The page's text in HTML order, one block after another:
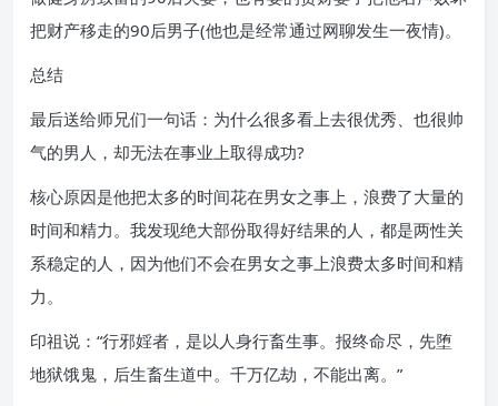
把财产移走的90后男子(他也是经常通过网聊发生一夜情)。
总结
最后送给师兄们一句话：为什么很多看上去很优秀、也很帅
气的男人，却无法在事业上取得成功?
核心原因是他把太多的时间花在男女之事上，浪费了大量的
时间和精力。我发现绝大部份取得好结果的人，都是两性关
系稳定的人，因为他们不会在男女之事上浪费太多时间和精
力。
印祖说：“行邪婬者，是以人身行畜生事。报终命尽，先堕
地狱饿鬼，后生畜生道中。千万亿劫，不能出离。”